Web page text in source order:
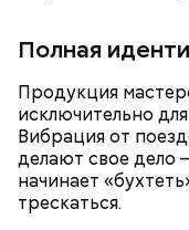
Полная
Продукция
исключительно
Вибрация от
делают свое дело
начинает
трескаться.
В Колледже связи
обновили учебный
городских
заниматься более
электриков и